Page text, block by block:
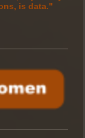
is data."